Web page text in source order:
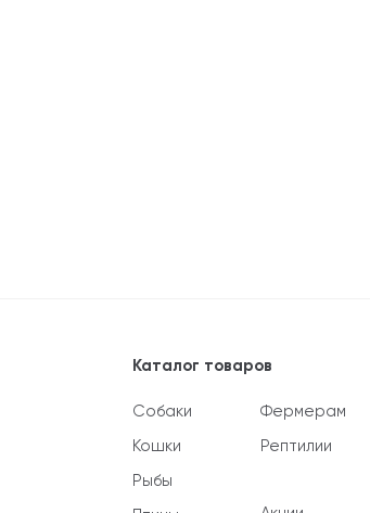
Каталог товаров
Собаки
Кошки
Рыбы
Фермерам
Рептилии